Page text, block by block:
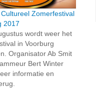
Zomerfestival
2017
wordt weer het
in Voorburg
Organisator Ab Smit
Bert Winter
informatie en